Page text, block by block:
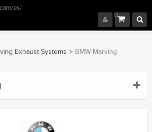
0
Exhaust Systems > BMW Marving